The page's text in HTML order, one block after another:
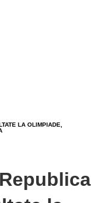
LA OLIMPIADE,